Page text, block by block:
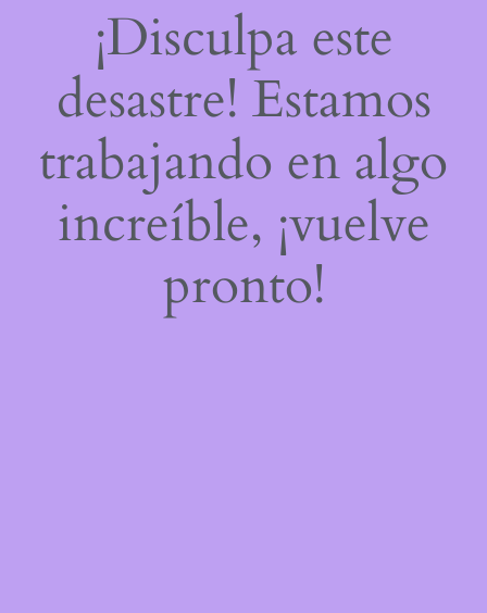
¡Disculpa este
desastre! Estamos
trabajando en algo
increíble, ¡vuelve
pronto!